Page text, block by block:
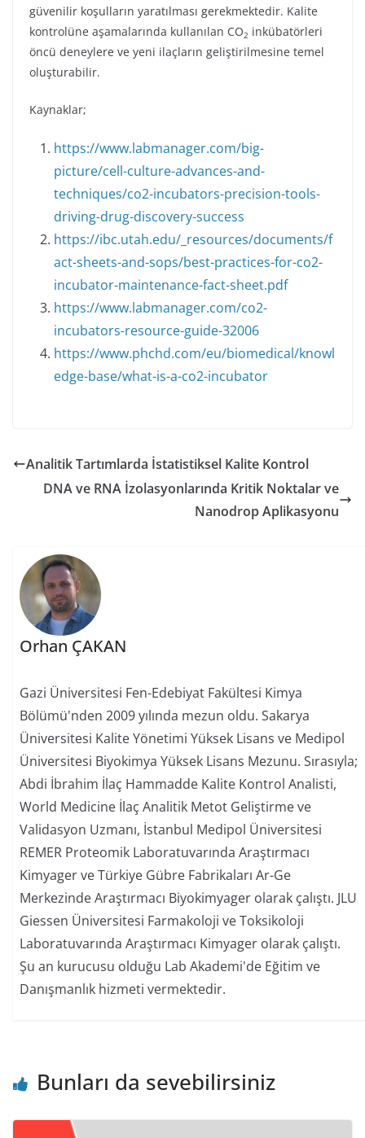
güvenilir koşulların yaratılması gerekmektedir. Kalite
kontrolüne aşamalarında kullanılan CO2 inkübatörleri
öncü deneylere ve yeni ilaçların geliştirilmesine temel
oluşturabilir.
Kaynaklar;
https://www.labmanager.com/big-
picture/cell-culture-advances-and-
techniques/co2-incubators-precision-tools-
driving-drug-discovery-success
https://ibc.utah.edu/_resources/documents/f
act-sheets-and-sops/best-practices-for-co2-
incubator-maintenance-fact-sheet.pdf
https://www.labmanager.com/co2-
incubators-resource-guide-32006
https://www.phchd.com/eu/biomedical/knowl
edge-base/what-is-a-co2-incubator
Analitik Tartımlarda İstatistiksel Kalite Kontrol
DNA ve RNA İzolasyonlarında Kritik Noktalar ve
Nanodrop Aplikasyonu
Orhan ÇAKAN
Gazi Üniversitesi Fen-Edebiyat Fakültesi Kimya
Bölümü'nden 2009 yılında mezun oldu. Sakarya
Üniversitesi Kalite Yönetimi Yüksek Lisans ve Medipol
Üniversitesi Biyokimya Yüksek Lisans Mezunu. Sırasıyla;
Abdi İbrahim İlaç Hammadde Kalite Kontrol Analisti,
World Medicine İlaç Analitik Metot Geliştirme ve
Validasyon Uzmanı, İstanbul Medipol Üniversitesi
REMER Proteomik Laboratuvarında Araştırmacı
Kimyager ve Türkiye Gübre Fabrikaları Ar-Ge
Merkezinde Araştırmacı Biyokimyager olarak çalıştı. JLU
Giessen Üniversitesi Farmakoloji ve Toksikoloji
Laboratuvarında Araştırmacı Kimyager olarak çalıştı.
Şu an kurucusu olduğu Lab Akademi'de Eğitim ve
Danışmanlık hizmeti vermektedir.
Bunları da sevebilirsiniz